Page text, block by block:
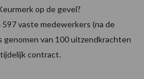
op de gevel?
vaste medewerkers (na de
genomen van 100 uitzendkrachten
contract.